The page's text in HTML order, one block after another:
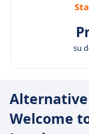
su
Welcome